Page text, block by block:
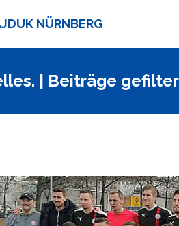
NÜRNBERG
| Beiträge